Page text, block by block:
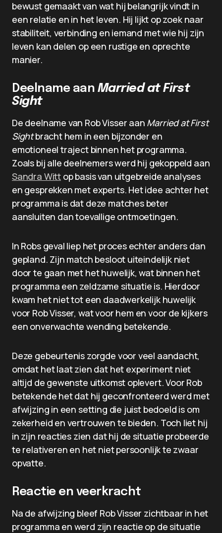
bewust gemaakt van wat hij belangrijk vindt in
een relatie en in het leven. Hij lijkt op zoek naar
stabiliteit, verbinding en iemand met wie hij zijn
leven kan delen op een rustige en oprechte
manier.
Deelname aan Married at First
Sight
De deelname van Rob Visser aan Married at First
Sightbracht hem in een bijzonder en
emotioneel traject binnen het programma.
Zoals bij alle deelnemers werd hij gekoppeld aan
Sandra Witt op basis van uitgebreide analyses
en gesprekken met experts. Het idee achter het
programma is dat deze matches beter
aansluiten dan toevallige ontmoetingen.
In Robs geval liep het proces echter anders dan
gepland. Zijn match besloot uiteindelijk niet
door te gaan met het huwelijk, wat binnen het
programma een zeldzame situatie is. Hierdoor
kwam het niet tot een daadwerkelijk huwelijk
voor Rob Visser, wat voor hem en voor de kijkers
een onverwachte wending betekende.
Deze gebeurtenis zorgde voor veel aandacht,
omdat het laat zien dat het experiment niet
altijd de gewenste uitkomst oplevert. Voor Rob
betekende het dat hij geconfronteerd werd met
afwijzing in een setting die juist bedoeld is om
zekerheid en vertrouwen te bieden. Toch liet hij
in zijn reacties zien dat hij de situatie probeerde
te relativeren en het niet persoonlijk te zwaar
opvatte.
Reactie en veerkracht
Na de afwijzing bleef Rob Visser zichtbaar in het
programma en werd zijn reactie op de situatie